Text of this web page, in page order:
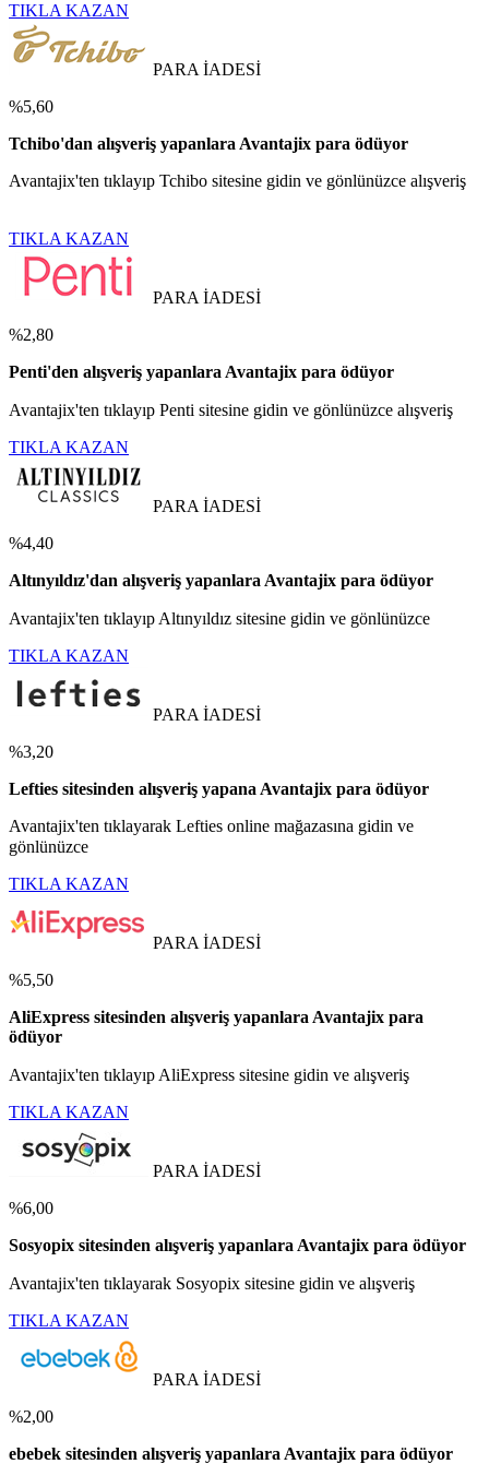
TIKLA KAZAN
PARA İADESİ
%5,60
Tchibo'dan alışveriş yapanlara Avantajix para ödüyor
Avantajix'ten tıklayıp Tchibo sitesine gidin ve gönlünüzce alışveriş
TIKLA KAZAN
PARA İADESİ
%2,80
Penti'den alışveriş yapanlara Avantajix para ödüyor
Avantajix'ten tıklayıp Penti sitesine gidin ve gönlünüzce alışveriş
TIKLA KAZAN
PARA İADESİ
%4,40
Altınyıldız'dan alışveriş yapanlara Avantajix para ödüyor
Avantajix'ten tıklayıp Altınyıldız sitesine gidin ve gönlünüzce
TIKLA KAZAN
PARA İADESİ
%3,20
Lefties sitesinden alışveriş yapana Avantajix para ödüyor
Avantajix'ten tıklayarak Lefties online mağazasına gidin ve
gönlünüzce
TIKLA KAZAN
PARA İADESİ
%5,50
AliExpress sitesinden alışveriş yapanlara Avantajix para
ödüyor
Avantajix'ten tıklayıp AliExpress sitesine gidin ve alışveriş
TIKLA KAZAN
PARA İADESİ
%6,00
Sosyopix sitesinden alışveriş yapanlara Avantajix para ödüyor
Avantajix'ten tıklayarak Sosyopix sitesine gidin ve alışveriş
TIKLA KAZAN
PARA İADESİ
%2,00
ebebek sitesinden alışveriş yapanlara Avantajix para ödüyor